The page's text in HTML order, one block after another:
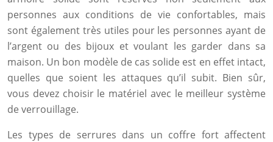
personnes aux conditions de vie confortables, mais
sont également très utiles pour les personnes ayant de
l’argent ou des bijoux et voulant les garder dans sa
maison. Un bon modèle de cas solide est en effet intact,
quelles que soient les attaques qu’il subit. Bien sûr,
vous devez choisir le matériel avec le meilleur système
de verrouillage.
Les types de serrures dans un coffre fort affectent